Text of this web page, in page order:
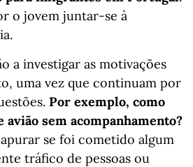
o jovem juntar-se à
a investigar as motivações
uma vez que continuam por
Por exemplo, como
avião sem acompanhamento?
se foi cometido algum
tráfico de pessoas ou